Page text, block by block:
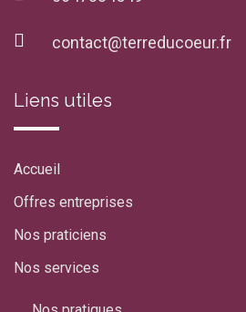
contact@terreducoeur.fr
Liens utiles
Accueil
Offres entreprises
Nos praticiens
Nos services